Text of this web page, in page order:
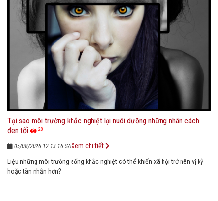
Tại sao môi trường khắc nghiệt lại nuôi dưỡng những nhân cách
đen tối
28
05/08/2026 12:13:16 SA
Liệu những môi trường sống khắc nghiệt có thể khiến xã hội trở nên vị kỷ
hoặc tàn nhẫn hơn?
Xem chi tiết